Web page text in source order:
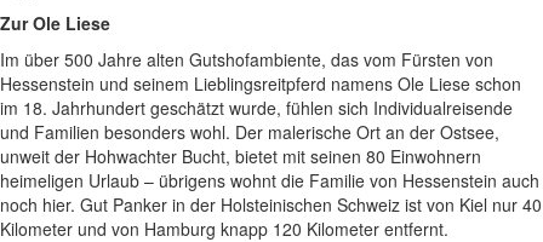
Zur Ole Liese
Im über 500 Jahre alten Gutshofambiente, das vom Fürsten von
Hessenstein und seinem Lieblingsreitpferd namens Ole Liese schon
im 18. Jahrhundert geschätzt wurde, fühlen sich Individualreisende
und Familien besonders wohl. Der malerische Ort an der Ostsee,
unweit der Hohwachter Bucht, bietet mit seinen 80 Einwohnern
heimeligen Urlaub – übrigens wohnt die Familie von Hessenstein auch
noch hier. Gut Panker in der Holsteinischen Schweiz ist von Kiel nur 40
Kilometer und von Hamburg knapp 120 Kilometer entfernt.